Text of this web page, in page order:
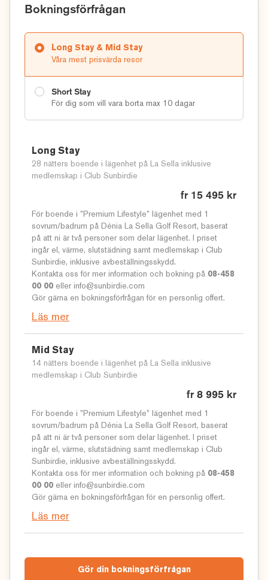
kultur. Här finns även mängder av gyllene stränder, andra
och – inte minst – kan ni förvänta er 300 soldagar per år med
ett mycket milt klimat under vintern.
Dénia La Sella Golf Resort är en perfekt oas för golfare på
solsäkra Costa Blanca.
Klicka på länkarna nedan för att läsa mer om våra boenden
eller
funderingar – eller bara vill prata golf. Du kan även göra
offertförfråganonline här på hemsidan.
Long Stay Golfresor med Sunbirdie(4 veckor
eller mer)
Läs mer omMid Stay Golfresor med Sunbirdie(2-3 veckor)
Läs mer om
Short Stay Golfresor med Sunbirdie (weekend-
och veckoresor)
Läs mer här för våra sista minuten golfresor!
© Sunbirdie
Bokningsförfrågan
Long Stay & Mid Stay
Våra mest prisvärda resor
Short Stay
För dig som vill vara borta max 10 dagar
Long Stay
28 nätters boende i lägenhet på La Sella inklusive
medlemskap i Club Sunbirdie
fr 15 495 kr
För boende i ”Premium Lifestyle” lägenhet med 1
sovrum/badrum på Dénia La Sella Golf Resort, baserat
på att ni är två personer som delar lägenhet. I priset
ingår el, värme, slutstädning samt medlemskap i Club
Sunbirdie, inklusive avbeställningsskydd.
Kontakta oss för mer information och bokning på 08-458
00 00 eller info@sunbirdie.com
Gör gärna en bokningsförfrågan för en personlig offert.
Läs mer
Mid Stay
14 nätters boende i lägenhet på La Sella inklusive
medlemskap i Club Sunbirdie
fr 8 995 kr
För boende i ”Premium Lifestyle” lägenhet med 1
sovrum/badrum på Dénia La Sella Golf Resort, baserat
på att ni är två personer som delar lägenhet. I priset
ingår el, värme, slutstädning samt medlemskap i Club
Sunbirdie, inklusive avbeställningsskydd.
Kontakta oss för mer information och bokning på 08-458
00 00 eller info@sunbirdie.com
Gör gärna en bokningsförfrågan för en personlig offert.
Läs mer
Gör din bokningsförfrågan